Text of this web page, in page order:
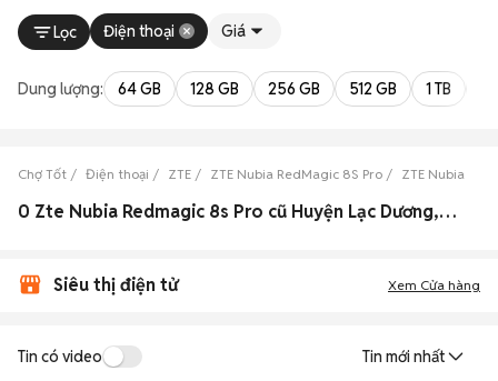
Lọc Điện thoại Giá
Dung lượng: 64 GB 128 GB 256 GB 512 GB 1 TB
Chợ Tốt Điện thoại ZTE ZTE Nubia RedMagic 8S Pro ZTE Nubia
0 Zte Nubia Redmagic 8s Pro cũ Huyện Lạc Dương, Lâm Đồng đẹp
Siêu thị điện tử Xem Cửa hàng
Tin có video Tin mới nhất